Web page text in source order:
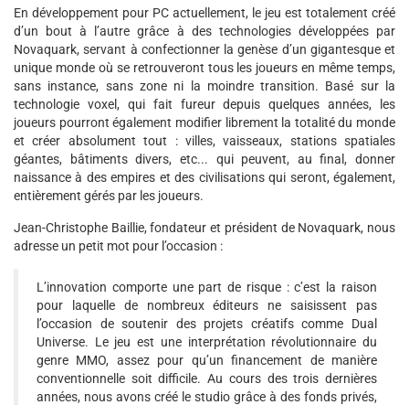
En développement pour PC actuellement, le jeu est totalement créé
d’un bout à l’autre grâce à des technologies développées par
Novaquark, servant à confectionner la genèse d’un gigantesque et
unique monde où se retrouveront tous les joueurs en même temps,
sans instance, sans zone ni la moindre transition. Basé sur la
technologie voxel, qui fait fureur depuis quelques années, les
joueurs pourront également modifier librement la totalité du monde
et créer absolument tout : villes, vaisseaux, stations spatiales
géantes, bâtiments divers, etc... qui peuvent, au final, donner
naissance à des empires et des civilisations qui seront, également,
entièrement gérés par les joueurs.
Jean-Christophe Baillie, fondateur et président de Novaquark, nous
adresse un petit mot pour l’occasion :
L’innovation comporte une part de risque : c’est la raison
pour laquelle de nombreux éditeurs ne saisissent pas
l’occasion de soutenir des projets créatifs comme Dual
Universe. Le jeu est une interprétation révolutionnaire du
genre MMO, assez pour qu’un financement de manière
conventionnelle soit difficile. Au cours des trois dernières
années, nous avons créé le studio grâce à des fonds privés,